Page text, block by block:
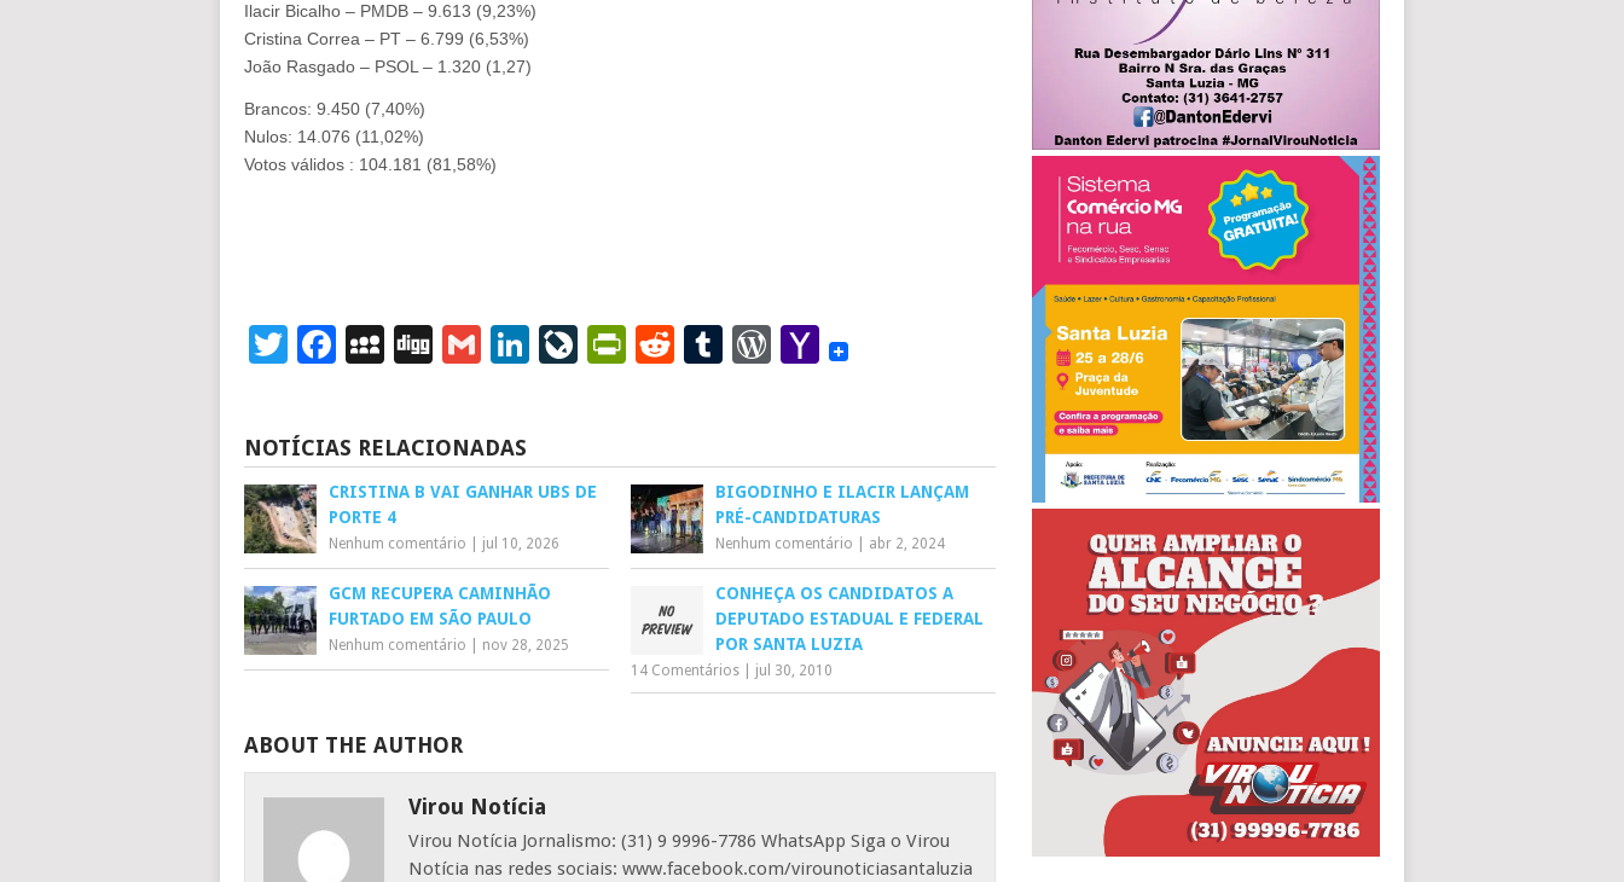
Ilacir Bicalho – PMDB – 9.613 (9,23%)
Cristina Correa – PT – 6.799 (6,53%)
João Rasgado – PSOL – 1.320 (1,27)
Brancos: 9.450 (7,40%)
Nulos: 14.076 (11,02%)
Votos válidos : 104.181 (81,58%)
Twitter
Facebook
MySpace
DiggGmailLinkedIn
LiveJournal
PrintFriendly
RedditTumblr
WordPress
Yahoo
NOTÍCIAS RELACIONADAS
CRISTINA B VAI GANHAR UBS DE
PORTE 4
Nenhum comentário jul 10, 2026
BIGODINHO E ILACIR LANÇAM
PRÉ-CANDIDATURAS
Nenhum comentário abr 2, 2024
GCM RECUPERA CAMINHÃO
FURTADO EM SÃO PAULO
Nenhum comentário nov 28, 2025
CONHEÇA OS CANDIDATOS A
DEPUTADO ESTADUAL E FEDERAL
POR SANTA LUZIA
14 Comentários jul 30, 2010
ABOUT THE AUTHOR
Virou Notícia
Virou Notícia Jornalismo: (31) 9 9996-7786 WhatsApp Siga o Virou
Notícia nas redes sociais: www.facebook.com/virounoticiasantaluzia